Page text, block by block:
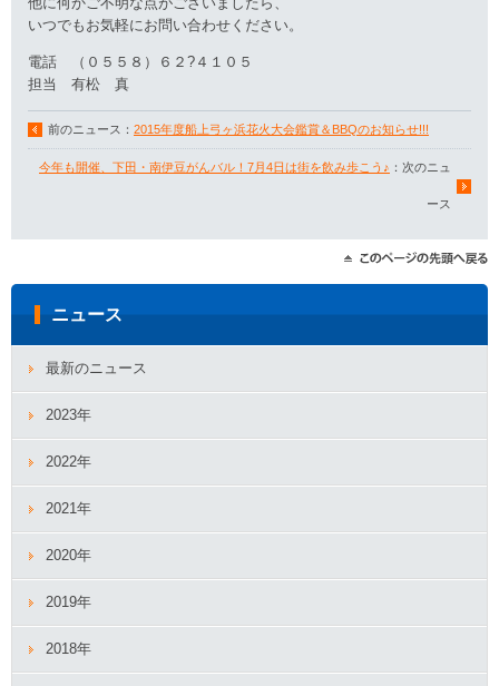
いつでもお気軽にお問い合わせください。
電話 （０５５８）６２?４１０５
担当 有松 真
前のニュース： 2015年度船上弓ヶ浜花火大会鑑賞＆BBQのお知らせ!!!
今年も開催、下田・南伊豆がんバル！7月4日は街を飲み歩こう♪ ：次のニュ
ース
ニュース
最新のニュース
2023年
2022年
2021年
2020年
2019年
2018年